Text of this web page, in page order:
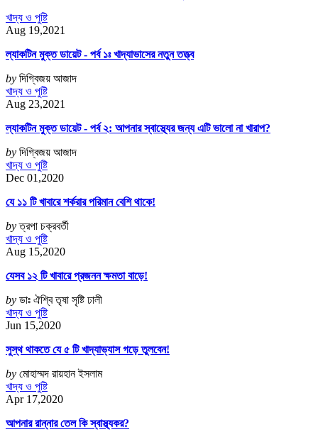
খাদ্য ও পুষ্টি
Aug 19,2021
ল্যাকটিন মুক্ত ডায়েট - পর্ব ১ঃ খাদ্যাভাসের নতুন তত্ত্ব
by দিগ্বিজয় আজাদ
খাদ্য ও পুষ্টি
Aug 23,2021
ল্যাকটিন মুক্ত ডায়েট - পর্ব ২: আপনার স্বাস্থ্যের জন্য এটি ভালো না খারাপ?
by দিগ্বিজয় আজাদ
খাদ্য ও পুষ্টি
Dec 01,2020
যে ১১ টি খাবারে শর্করার পরিমান বেশি থাকে!
byত্রপা চক্রবর্তী
খাদ্য ও পুষ্টি
Aug 15,2020
যেসব ১২ টি খাবারে প্রজনন ক্ষমতা বাড়ে!
by ডাঃ ঐশ্বি তৃষা সৃষ্টি ঢালী
খাদ্য ও পুষ্টি
Jun 15,2020
সুস্থ থাকতে যে ৫ টি খাদ্যাভ্যাস গড়ে তুলবেন!
by মোহাম্মদ রায়হান ইসলাম
খাদ্য ও পুষ্টি
Apr 17,2020
আপনার রান্নার তেল কি স্বাস্থ্যকর?